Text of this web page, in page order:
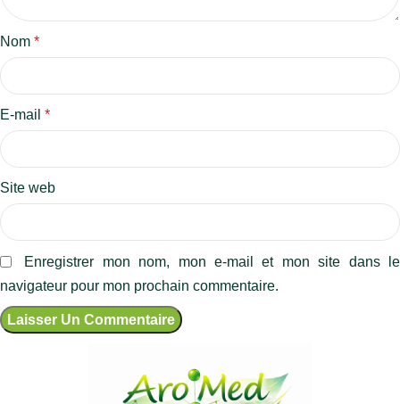
Nom *
E-mail *
Site web
Enregistrer mon nom, mon e-mail et mon site dans le
navigateur pour mon prochain commentaire.